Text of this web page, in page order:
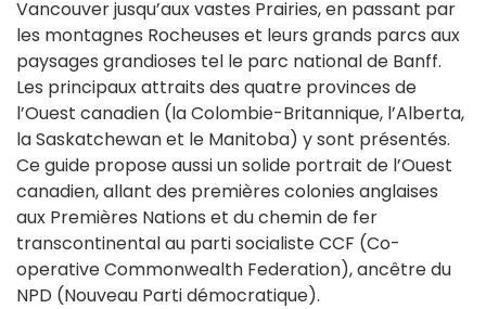
Vancouver jusqu’aux vastes Prairies, en passant par
les montagnes Rocheuses et leurs grands parcs aux
paysages grandioses tel le parc national de Banff.
Les principaux attraits des quatre provinces de
l’Ouest canadien (la Colombie-Britannique, l’Alberta,
la Saskatchewan et le Manitoba) y sont présentés.
Ce guide propose aussi un solide portrait de l’Ouest
canadien, allant des premières colonies anglaises
aux Premières Nations et du chemin de fer
transcontinental au parti socialiste CCF (Co-
operative Commonwealth Federation), ancêtre du
NPD (Nouveau Parti démocratique).